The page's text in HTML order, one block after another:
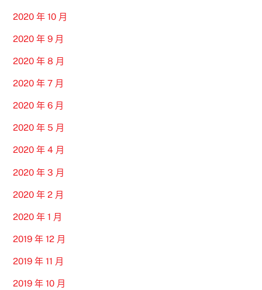
2020 年 10 月
2020 年 9 月
2020 年 8 月
2020 年 7 月
2020 年 6 月
2020 年 5 月
2020 年 4 月
2020 年 3 月
2020 年 2 月
2020 年 1 月
2019 年 12 月
2019 年 11 月
2019 年 10 月